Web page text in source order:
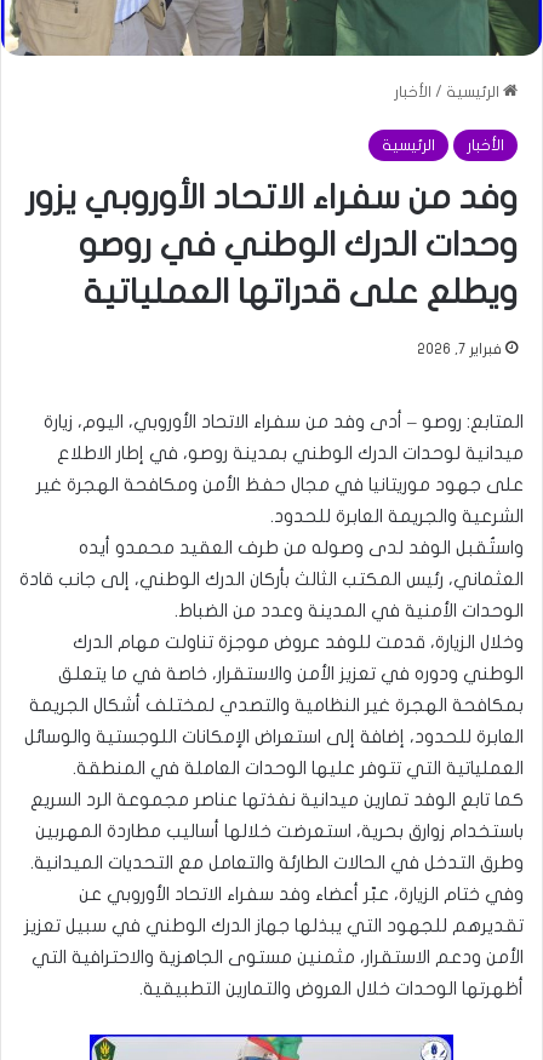
الرئيسية / الأخبار
الأخبار الرئيسية
وفد من سفراء الاتحاد الأوروبي يزور
وحدات الدرك الوطني في روصو
ويطلع على قدراتها العملياتية
فبراير 7, 2026
المتابع: روصو – أدى وفد من سفراء الاتحاد الأوروبي، اليوم، زيارة
ميدانية لوحدات الدرك الوطني بمدينة روصو، في إطار الاطلاع
على جهود موريتانيا في مجال حفظ الأمن ومكافحة الهجرة غير
الشرعية والجريمة العابرة للحدود.
واستُقبل الوفد لدى وصوله من طرف العقيد محمدو أيده
العثماني، رئيس المكتب الثالث بأركان الدرك الوطني، إلى جانب قادة
الوحدات الأمنية في المدينة وعدد من الضباط.
وخلال الزيارة، قدمت للوفد عروض موجزة تناولت مهام الدرك
الوطني ودوره في تعزيز الأمن والاستقرار، خاصة في ما يتعلق
بمكافحة الهجرة غير النظامية والتصدي لمختلف أشكال الجريمة
العابرة للحدود، إضافة إلى استعراض الإمكانات اللوجستية والوسائل
العملياتية التي تتوفر عليها الوحدات العاملة في المنطقة.
كما تابع الوفد تمارين ميدانية نفذتها عناصر مجموعة الرد السريع
باستخدام زوارق بحرية، استعرضت خلالها أساليب مطاردة المهربين
وطرق التدخل في الحالات الطارئة والتعامل مع التحديات الميدانية.
وفي ختام الزيارة، عبّر أعضاء وفد سفراء الاتحاد الأوروبي عن
تقديرهم للجهود التي يبذلها جهاز الدرك الوطني في سبيل تعزيز
الأمن ودعم الاستقرار، مثمنين مستوى الجاهزية والاحترافية التي
أظهرتها الوحدات خلال العروض والتمارين التطبيقية.